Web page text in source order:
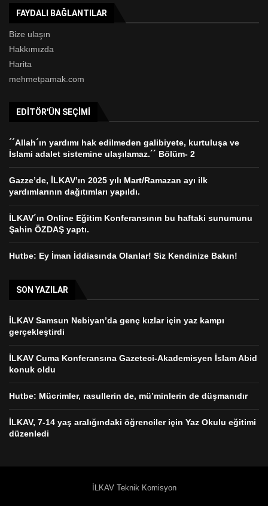
FAYDALI BAĞLANTILAR
Bize ulaşın
Hakkımızda
Harita
mehmetpamak.com
EDITÖR'ÜN SEÇIMI
´´Allah´ın yardımı hak edilmeden galibiyete, kurtuluşa ve
İslami adalet sistemine ulaşılamaz.´´ Bölüm- 2
Gazze’de, İLKAV’ın 2025 yılı Mart/Ramazan ayı ilk
yardımlarının dağıtımları yapıldı.
İLKAV´ın Online Eğitim Konferansının bu haftaki sunumunu
Şahin ÖZDAŞ yaptı.
Hutbe: Ey İman İddiasında Olanlar! Siz Kendinize Bakın!
SON YAZILAR
İLKAV Samsun Nebiyan’da genç kızlar için yaz kampı
gerçekleştirdi
İLKAV Cuma Konferansına Gazeteci-Akademisyen İslam Abid
konuk oldu
Hutbe: Mücrimler, rasullerin de, mü’minlerin de düşmanıdır
İLKAV, 7-14 yaş aralığındaki öğrenciler için Yaz Okulu eğitimi
düzenledi
İLKAV Teknik Komisyon